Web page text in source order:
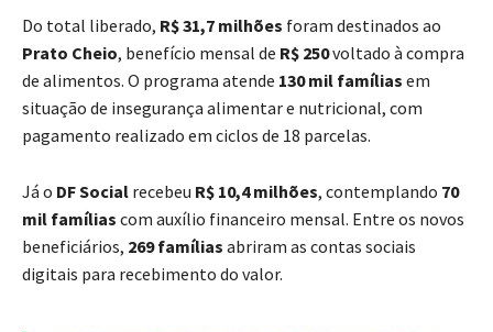
Do total liberado, R$ 31,7 milhões foram destinados ao
Prato Cheio, benefício mensal de R$ 250voltado à compra
de alimentos. O programa atende 130 mil famílias em
situação de insegurança alimentar e nutricional, com
pagamento realizado em ciclos de 18 parcelas.
Já o DF Social recebeu R$ 10,4 milhões, contemplando 70
mil famílias com auxílio financeiro mensal. Entre os novos
beneficiários, 269 famílias abriram as contas sociais
digitais para recebimento do valor.